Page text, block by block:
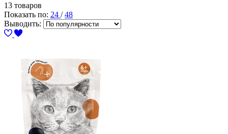
13 товаров
Показать по: 24 /48
Выводить: